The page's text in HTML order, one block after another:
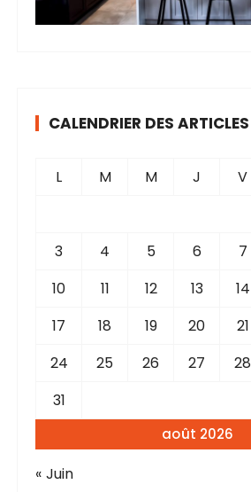
CALENDRIER DES ARTICLES
août 2026
L M M J V
3
4 5 6 7
10
11 12 13 14
17
18 19 20 21
24
25 26 27 28
31
« Juin